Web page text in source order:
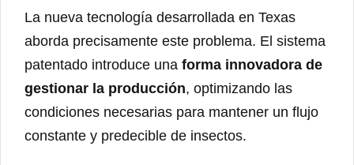
La nueva tecnología desarrollada en Texas
aborda precisamente este problema. El sistema
patentado introduce una forma innovadora de
gestionar la producción, optimizando las
condiciones necesarias para mantener un flujo
constante y predecible de insectos.